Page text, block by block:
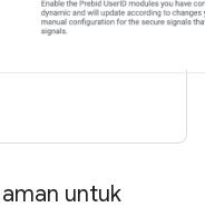
untuk